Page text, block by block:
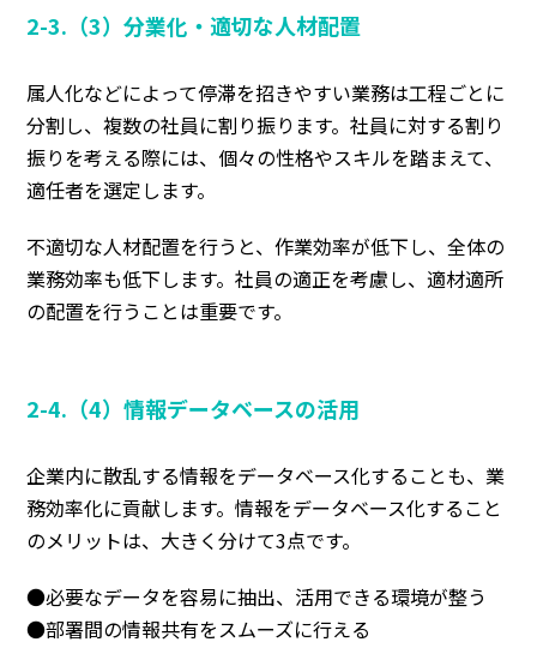
2-3.（3）分業化・適切な人材配置
属人化などによって停滞を招きやすい業務は工程ごとに
分割し、複数の社員に割り振ります。社員に対する割り
振りを考える際には、 個々の性格やスキルを踏まえて、
適任者を選定します。
不適切な人材配置を行うと、作業効率が低下し、 全体の
業務効率も低下します。社員の適正を考慮し、適材適所
の配置を行うことは重要です。
2-4.（4）情報データベースの活用
企業内に散乱する情報をデータベース化することも、業
務効率化に貢献します。情報をデータベース化すること
のメリットは、大きく分けて3点です。
●必要なデータを容易に抽出、活用できる環境が整う
●部署間の情報共有をスムーズに行える